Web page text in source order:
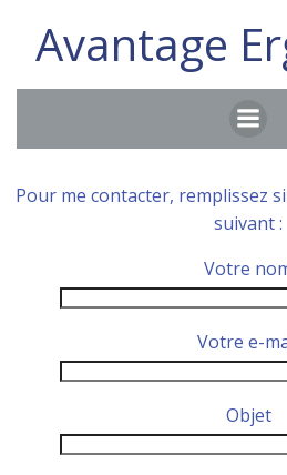
au
Avantage
Pour me contacter, remplissez
suivant :
Votre
Votre e-
Objet